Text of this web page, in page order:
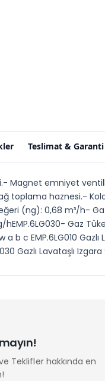
Teslimat & Garanti
Magnet emniyet
toplama haznesi.-
(ng): 0,68 m³/h-
Gaz
b c EMP.6LG010 Gazlı
Gazlı Lavataşlı
Teklifler hakkında en